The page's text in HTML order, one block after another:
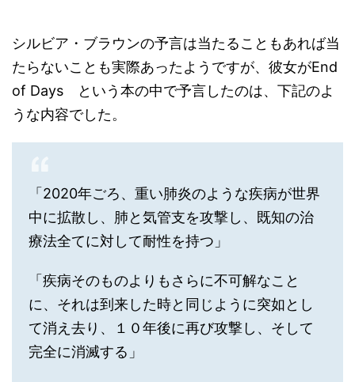
シルビア・ブラウンの予言は当たることもあれば当
たらないことも実際あったようですが、彼女がEnd
of Days という本の中で予言したのは、下記のよ
うな内容でした。
「2020年ごろ、重い肺炎のような疾病が世界
中に拡散し、肺と気管支を攻撃し、既知の治
療法全てに対して耐性を持つ」
「疾病そのものよりもさらに不可解なこと
に、それは到来した時と同じように突如とし
て消え去り、１０年後に再び攻撃し、そして
完全に消滅する」